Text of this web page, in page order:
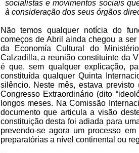
socialistas e movimentos sociais
à consideração dos seus órgãos
Não temos qualquer notícia do
começos de Abril ainda chegou a
da Economía Cultural do
Calzadilla, a reunião constituinte da
é que, sem qualquer explicação,
constituída qualquer Quinta
silêncio. Neste mês, estava
Congresso Extraordinário (dito
longos meses. Na Comissão
documento que articula a visão
constituição desta foi adiada para
prevendo-se agora um processo
preparatórias a nível continental ou